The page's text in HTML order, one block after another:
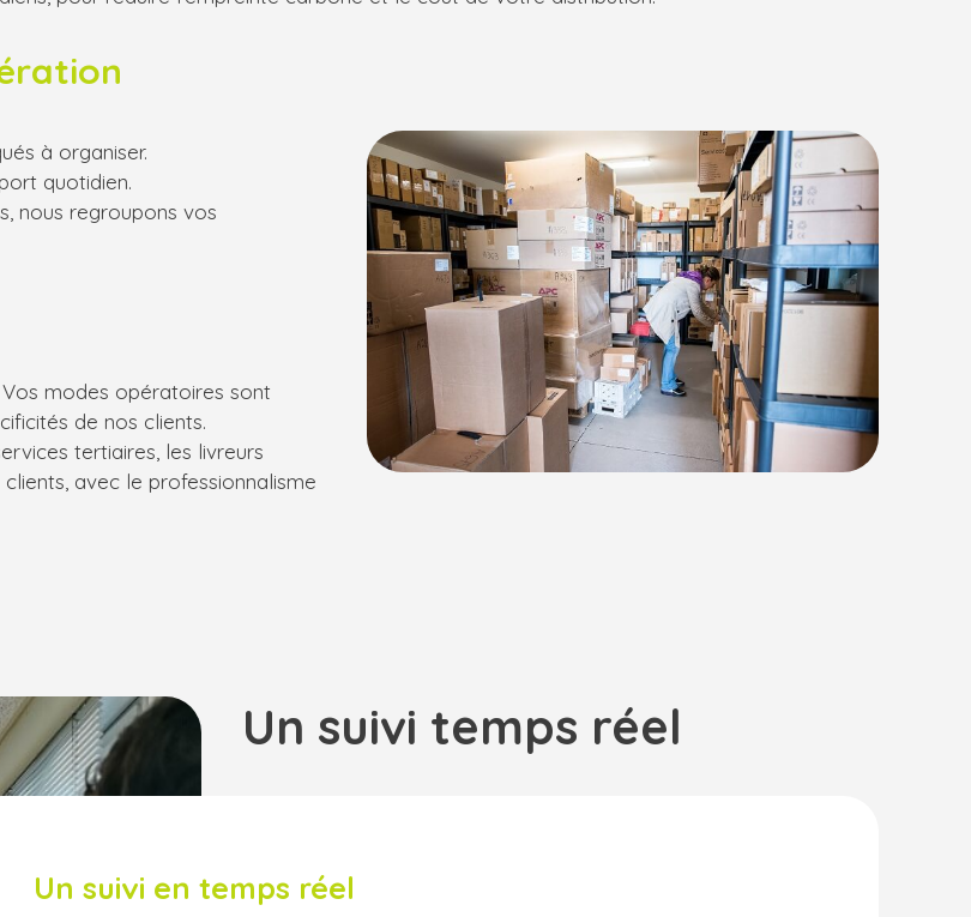
à organiser.
quotidien.
nous regroupons vos
modes opératoires sont
de nos clients.
tertiaires, les livreurs
avec le professionnalisme
Un suivi temps réel
Un suivi en temps réel